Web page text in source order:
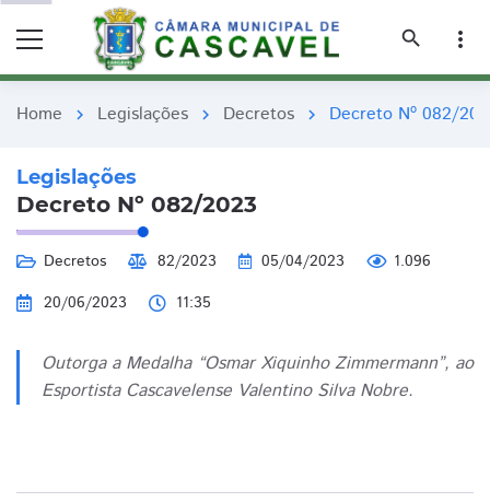
search
more_vert
Home chevron_right Legislações chevron_right Decretos chevron_right Decreto Nº 082/
Legislações
Decreto Nº 082/2023
Decretos 82/2023 05/04/2023
1.096
20/06/2023
11:35
Outorga a Medalha “Osmar Xiquinho Zimmermann”, ao
Esportista Cascavelense Valentino Silva Nobre.